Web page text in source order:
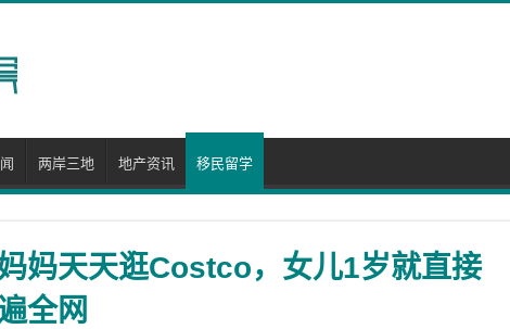
两岸三地 地产资讯 移民留学
妈天天逛Costco，女儿1岁就直接
全网